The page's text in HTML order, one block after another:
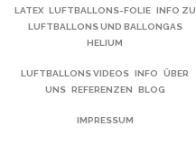
LATEX LUFTBALLONS-FOLIE INFO ZU
LUFTBALLONS UND BALLONGAS
HELIUM
LUFTBALLONS VIDEOS INFO
ÜBER
UNS REFERENZEN BLOG
IMPRESSUM